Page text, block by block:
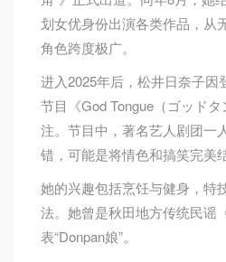
划女优身份出演各类作品，从
角色跨度极广。
进入2025年后，松井日奈子因
节目《God Tongue（ゴッド
注。节目中，著名艺人剧团一
错，可能是将情色和搞笑完美
她的兴趣包括烹饪与健身，特
法。她曾是秋田地方传统民谣
表“Donpan娘”。